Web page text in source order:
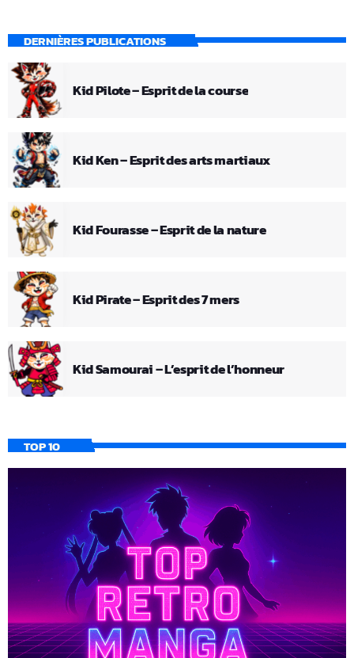
DERNIÈRES PUBLICATIONS
Kid Pilote – Esprit de la course
Kid Ken – Esprit des arts martiaux
Kid Fourasse – Esprit de la nature
Kid Pirate – Esprit des 7 mers
Kid Samourai – L’esprit de l’honneur
TOP 10